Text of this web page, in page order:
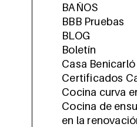
BAÑOS
BBB Pruebas
BLOG
Boletín
Casa Benicarló
Certificados
Cocina curva
Cocina de
en la